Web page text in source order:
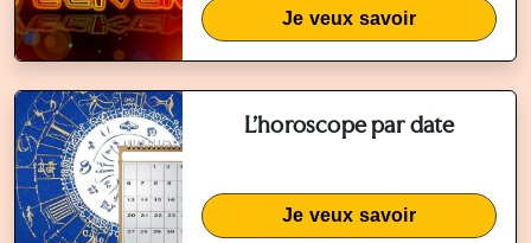
Je veux savoir
L'horoscope par date
Je veux savoir